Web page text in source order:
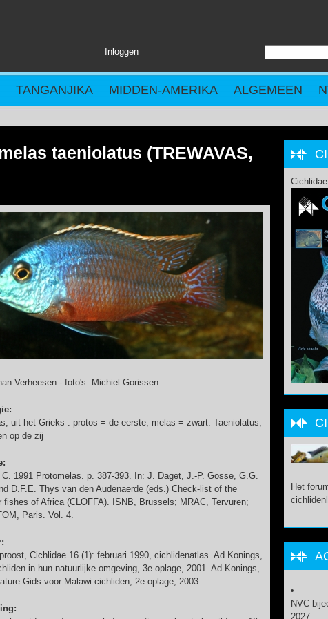
Inloggen
TANGANJIKA MIDDEN-AMERIKA ALGEMEEN
taeniolatus (TREWAVAS,
Verheesen - foto's: Michiel Gorissen
uit het Grieks : protos = de eerste, melas = zwart. Taeniolatus,
op de zij
C. 1991 Protomelas. p. 387-393. In: J. Daget, J.-P. Gosse, G.G.
D.F.E. Thys van den Audenaerde (eds.) Check-list of the
fishes of Africa (CLOFFA). ISNB, Brussels; MRAC, Tervuren;
Paris. Vol. 4.
Cichlidae 16 (1): februari 1990, cichlidenatlas. Ad Konings,
in hun natuurlijke omgeving, 3e oplage, 2001. Ad Konings,
Gids voor Malawi cichliden, 2e oplage, 2003.
Het
NVC
2027